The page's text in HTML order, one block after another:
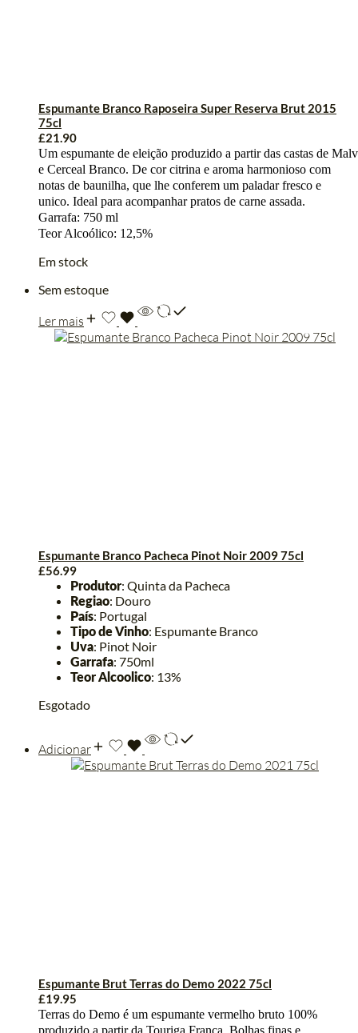
Espumante Branco Raposeira Super Reserva Brut 2015
75cl
£21.90
Um espumante de eleição produzido a partirdas castas de
e Cerceal Branco. De cor citrina e aroma harmonioso com
notas de baunilha, que lhe conferem um paladar fresco e
unico. Ideal para acompanhar pratos de carne assada.
Garrafa: 750 ml
Teor Alcoólico: 12,5%
Em stock
Sem estoque
Ler mais
Espumante Branco Pacheca Pinot Noir 2009 75cl
£56.99
Produtor: Quinta da Pacheca
Regiao: Douro
País: Portugal
TipodeVinho: Espumante Branco
Uva: Pinot Noir
Garrafa: 750ml
TeorAlcoolico: 13%
Esgotado
Adicionar
Espumante Brut Terras do Demo 2022 75cl
£19.95
Terras do Demo é um espumante vermelho bruto 100%